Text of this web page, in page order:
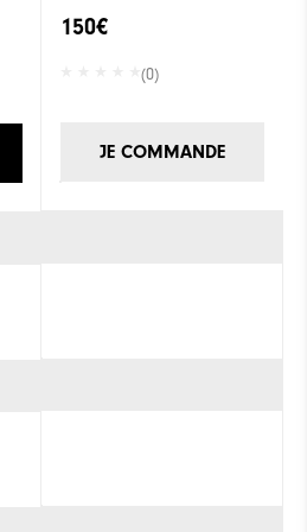
150€
(0)
JE COMMANDE